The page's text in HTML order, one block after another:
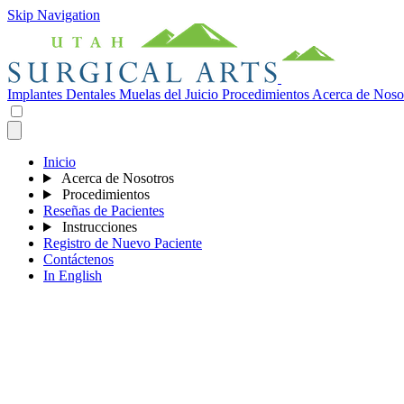
Skip Navigation
Implantes Dentales Muelas del Juicio Procedimientos Acerca de
Inicio
Acerca de Nosotros
Procedimientos
Reseñas de Pacientes
Instrucciones
Registro de Nuevo Paciente
Contáctenos
In English